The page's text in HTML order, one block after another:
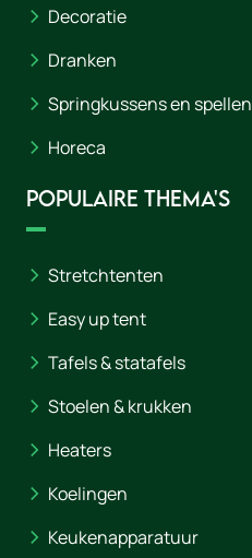
Decoratie
Dranken
Springkussens en spellen
Horeca
Populaire thema's
Stretchtenten
Easy up tent
Tafels & statafels
Stoelen & krukken
Heaters
Koelingen
Keukenapparatuur